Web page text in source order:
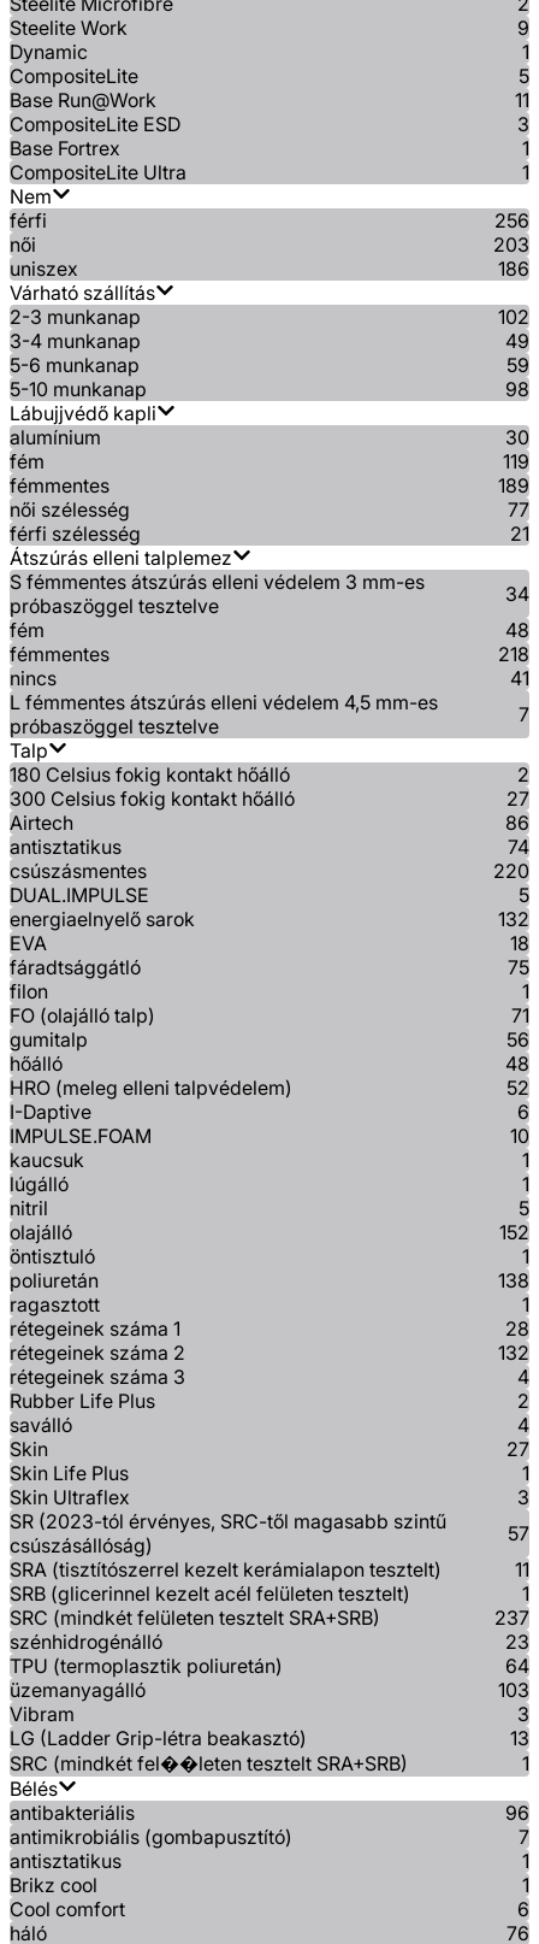
Steelite Work
9
Dynamic
1
CompositeLite
5
Base Run@Work
11
CompositeLite ESD
3
Base Fortrex
1
CompositeLite Ultra
1
Nem
férfi
256
női
203
uniszex
186
Várható szállítás
2-3 munkanap
102
3-4 munkanap
49
5-6 munkanap
59
5-10 munkanap
98
Lábujjvédő kapli
alumínium
30
fém
119
fémmentes
189
női szélesség
77
férfi szélesség
21
Átszúrás elleni talplemez
S fémmentes átszúrás elleni védelem 3 mm-es
próbaszöggel tesztelve
34
fém
48
fémmentes
218
nincs
41
L fémmentes átszúrás elleni védelem 4,5 mm-es
próbaszöggel tesztelve
7
Talp
180 Celsius fokig kontakt hőálló
2
300 Celsius fokig kontakt hőálló
27
Airtech
86
antisztatikus
74
csúszásmentes
220
DUAL.IMPULSE
5
energiaelnyelő sarok
132
EVA
18
fáradtsággátló
75
filon
1
FO (olajálló talp)
71
gumitalp
56
hőálló
48
HRO (meleg elleni talpvédelem)
52
I-Daptive
6
IMPULSE.FOAM
10
kaucsuk
1
lúgálló
1
nitril
5
olajálló
152
öntisztuló
1
poliuretán
138
ragasztott
1
rétegeinek száma 1
28
rétegeinek száma 2
132
rétegeinek száma 3
4
Rubber Life Plus
2
saválló
4
Skin
27
Skin Life Plus
1
Skin Ultraflex
3
SR (2023-tól érvényes, SRC-től magasabb szintű
csúszásállóság)
57
SRA (tisztítószerrel kezelt kerámialapon tesztelt)
11
SRB (glicerinnel kezelt acél felületen tesztelt)
1
SRC (mindkét felületen tesztelt SRA+SRB)
237
szénhidrogénálló
23
TPU (termoplasztik poliuretán)
64
üzemanyagálló
103
Vibram
3
LG (Ladder Grip-létra beakasztó)
13
SRC (mindkét fel��leten tesztelt SRA+SRB)
1
Bélés
antibakteriális
96
antimikrobiális (gombapusztító)
7
antisztatikus
1
Brikz cool
1
Cool comfort
6
háló
76